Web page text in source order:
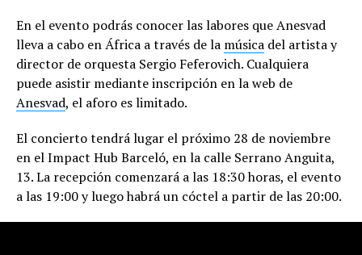
En el evento podrás conocer las labores que Anesvad
lleva a cabo en África a través de la música del artista y
director de orquesta Sergio Feferovich. Cualquiera
puede asistir mediante inscripción en la web de
Anesvad, el aforo es limitado.
El concierto tendrá lugar el próximo 28 de noviembre
en el Impact Hub Barceló, en la calle Serrano Anguita,
13. La recepción comenzará a las 18:30 horas, el evento
a las 19:00 y luego habrá un cóctel a partir de las 20:00.